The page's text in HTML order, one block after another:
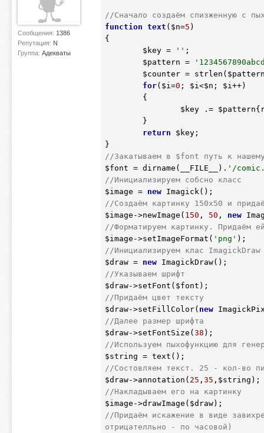
Сообщения: 1386
Репутация: N
Группа: Адекваты
//Сначало создаём спизженную с
function text ( $n=5 )
{
$key = '' ;
$pattern =
$counter = strlen(
for( $i =0 ; $i <$n ; $i ++)
$key .= $pattern
return
$key;
//Закатываем в $font путь к
$font = dirname(__FILE__). '/
//Инициализируем собсно класс
$image = new
//Создаём картинку 150х50 и
$image ->newImage( 150 , 50 , new
//Форматируем картинку. Придаём
$image ->setImageFormat( 'png'
//Инициализируем клас ImagickDraw
$draw = new
//Указываем шрифт
$draw->setFont( $font
//Придаём цвет тексту
$draw->setFillColor( new
//Далее размер шрифта
$draw->setFontSize(38
//Используем пыхофункцию для
$string
//Состовляем текст. 25 - кол-во
$draw->annotation( 25 , 35 , $string
//Накладываем его на картинку
$image ->drawImage( $draw
//Придаём искажение в виде
отрицателльно - по часовой)